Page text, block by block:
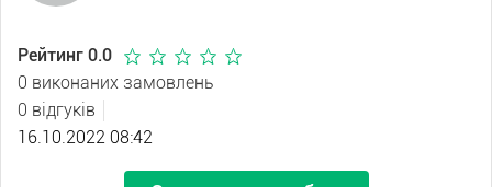
Рейтинг 0.0
0 виконаних замовлень
0 відгуків
16.10.2022 08:42